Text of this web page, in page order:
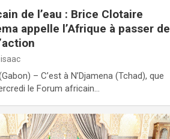
de l’eau : Brice Clotaire
appelle l’Afrique à passer de
isaac
– C’est à N’Djamena (Tchad), que
le Forum africain…